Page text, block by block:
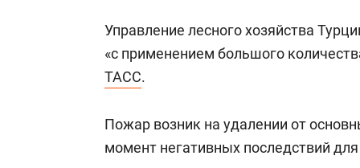
Управление лесного хозяйства
«с применением большого
ТАСС.
Пожар возник на удалении от
момент негативных последствий
Как ГК «МИР ГРУПП» и ВТБ
создают оазис жилого
комфорта под Казанью
150
ID вместо